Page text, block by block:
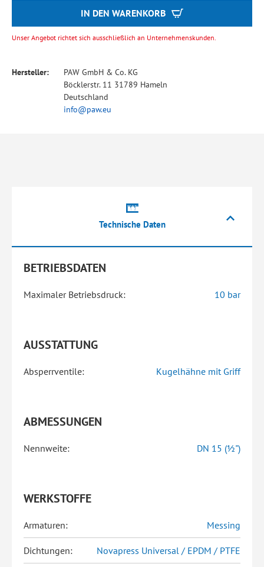
IN DEN WARENKORB
Unser Angebot richtet sich ausschließlich an Unternehmenskunden.
Hersteller:
PAW GmbH & Co. KG
Böcklerstr. 11 31789 Hameln
Deutschland
info@paw.eu
Technische Daten
BETRIEBSDATEN
Maximaler Betriebsdruck: 10 bar
AUSSTATTUNG
Absperrventile: Kugelhähne mit Griff
ABMESSUNGEN
Nennweite: DN 15 (½")
WERKSTOFFE
Armaturen: Messing
Dichtungen: Novapress Universal / EPDM / PTFE